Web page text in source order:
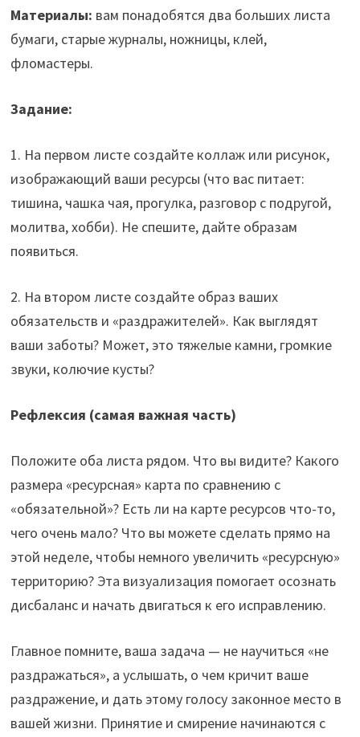
Материалы: вам понадобятся два больших листа
бумаги, старые журналы, ножницы, клей,
фломастеры.
Задание:
1. На первом листе создайте коллаж или рисунок,
изображающий ваши ресурсы (что вас питает:
тишина, чашка чая, прогулка, разговор с подругой,
молитва, хобби). Не спешите, дайте образам
появиться.
2. На втором листе создайте образ ваших
обязательств и «раздражителей». Как выглядят
ваши заботы? Может, это тяжелые камни, громкие
звуки, колючие кусты?
Рефлексия (самая важная часть)
Положите оба листа рядом. Что вы видите? Какого
размера «ресурсная» карта по сравнению с
«обязательной»? Есть ли на карте ресурсов что-то,
чего очень мало? Что вы можете сделать прямо на
этой неделе, чтобы немного увеличить «ресурсную»
территорию? Эта визуализация помогает осознать
дисбаланс и начать двигаться к его исправлению.
Главное помните, ваша задача — не научиться «не
раздражаться», а услышать, о чем кричит ваше
раздражение, и дать этому голосу законное место в
вашей жизни. Принятие и смирение начинаются с